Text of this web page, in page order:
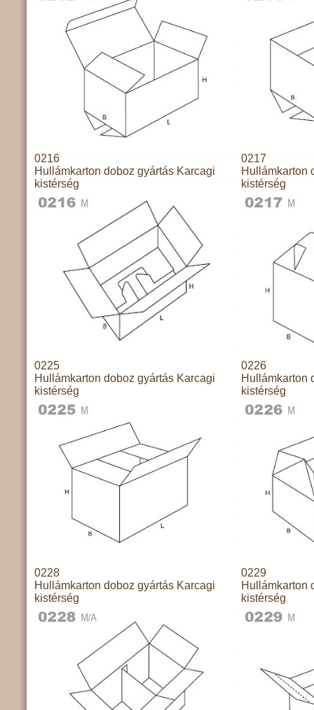
0216
Hullámkarton doboz gyártás Karcagi
kistérség
0217
Hullámkarton
kistérség
0225
Hullámkarton doboz gyártás Karcagi
kistérség
0226
Hullámkarton
kistérség
0228
Hullámkarton doboz gyártás Karcagi
kistérség
0229
Hullámkarton
kistérség